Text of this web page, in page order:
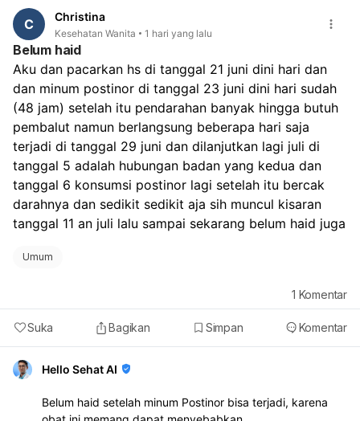
cukup, makan teratur, dan kurangi stres. Sebaiknya
periksa ke dokter kandungan atau dokter umum kalau:
haid tidak datang sampai lebih dari 1–2 minggu,
flek/pendarahan berulang terus,
ada nyeri perut hebat,
bau tidak sedap,
atau darah keluar sangat banyak.
C Christina
Kesehatan Wanita 1 hari yang lalu
Belum haid
Aku dan pacarkan hs di tanggal 21 juni dini hari dan
dan minum postinor di tanggal 23 juni dini hari sudah
(48 jam) setelah itu pendarahan banyak hingga butuh
pembalut namun berlangsung beberapa hari saja
terjadi di tanggal 29 juni dan dilanjutkan lagi juli di
tanggal 5 adalah hubungan badan yang kedua dan
tanggal 6 konsumsi postinor lagi setelah itu bercak
darahnya dan sedikit sedikit aja sih muncul kisaran
tanggal 11 an juli lalu sampai sekarang belum haid juga
Umum
Suka Bagikan Simpan Komentar
1 Komentar
Hello Sehat AI
Belum haid setelah minum Postinor bisa terjadi, karena